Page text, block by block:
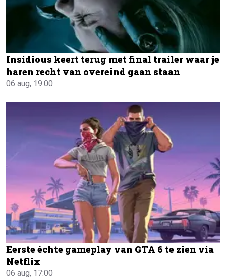
Insidious keert terug met final trailer waar je
haren recht van overeind gaan staan
06 aug, 19:00
Eerste échte gameplay van GTA 6 te zien via
Netflix
06 aug, 17:00